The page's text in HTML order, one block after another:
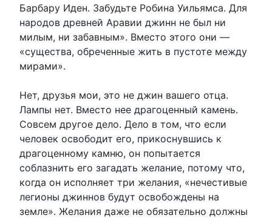
Барбару Иден. Забудьте Робина Уильямса. Для
народов древней Аравии джинн не был ни
милым, ни забавным». Вместо этого они —
«существа, обреченные жить в пустоте между
мирами».
Нет, друзья мои, это не джин вашего отца.
Лампы нет. Вместо нее драгоценный камень.
Совсем другое дело. Дело в том, что если
человек освободит его, прикоснувшись к
драгоценному камню, он попытается
соблазнить его загадать желание, потому что,
когда он исполняет три желания, «нечестивые
легионы джиннов будут освобождены на
земле». Желания даже не обязательно должны